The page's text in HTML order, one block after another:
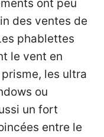
ont peu
des ventes de
phablettes
le vent en
les ultra
ou
un fort
entre le